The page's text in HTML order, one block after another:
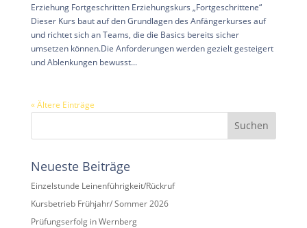
Erziehung Fortgeschritten Erziehungskurs „Fortgeschrittene“
Dieser Kurs baut auf den Grundlagen des Anfängerkurses auf
und richtet sich an Teams, die die Basics bereits sicher
umsetzen können.Die Anforderungen werden gezielt gesteigert
und Ablenkungen bewusst...
« Ältere Einträge
Suchen
Neueste Beiträge
Einzelstunde Leinenführigkeit/Rückruf
Kursbetrieb Frühjahr/ Sommer 2026
Prüfungserfolg in Wernberg